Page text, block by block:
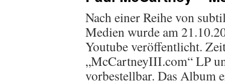
Nach einer Reihe von
Medien wurde am
Youtube veröffentlicht.
„McCartneyIII.com“ LP
vorbestellbar. Das Album